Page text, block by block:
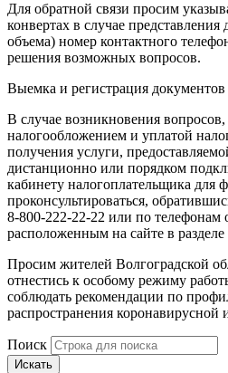
Для обратной связи просим
конвертах в случае
объема) номер контактного
решения возможных вопросов.
Выемка и регистрация
В случае возникновения
налогообложением и уплатой
получения услуги,
дистанционно или порядком
кабинету налогоплательщика для
проконсультироваться,
8-800-222-22-22 или по телефонам
расположенным на сайте в
Просим жителей Волгоградской
отнестись к особому режиму
соблюдать рекомендации по
распространения
Поиск
Искать